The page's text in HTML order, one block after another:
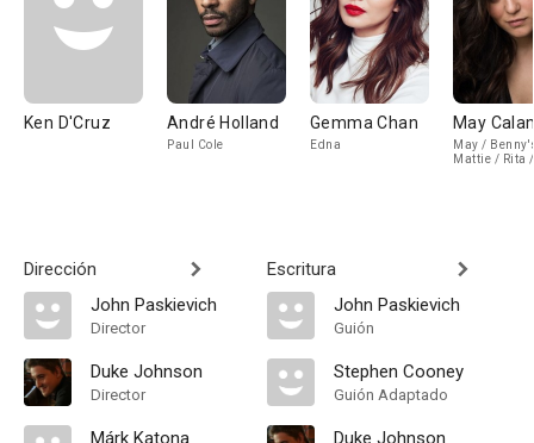
Ken D'Cruz André Holland
Paul Cole
Gemma Chan
Edna
May
May /
Mattie / Rita
Dirección
John Paskievich
Director
Duke Johnson
Director
Márk Katona
Escritura
John Paskievich
Guión
Stephen Cooney
Guión Adaptado
Duke Johnson